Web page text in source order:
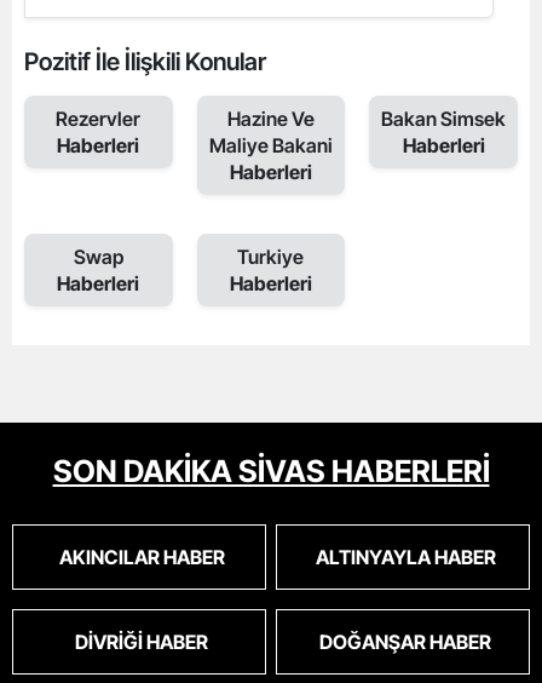
Pozitif İle İlişkili Konular
Rezervler
Haberleri
Hazine Ve
Maliye Bakani
Haberleri
Bakan Simsek
Haberleri
Swap
Haberleri
Turkiye
Haberleri
SON DAKİKA SİVAS HABERLERİ
AKINCILAR HABER ALTINYAYLA HABER
DIVRIĞI HABER DOĞANŞAR HABER